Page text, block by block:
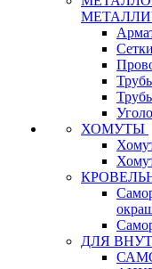
ХОМУТЫ
ДЛЯ